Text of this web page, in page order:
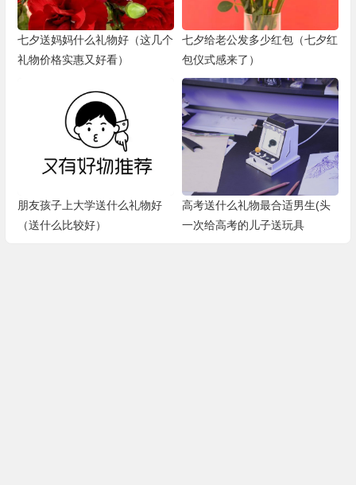
七夕送妈妈什么礼物好（这几个
礼物价格实惠又好看）
七夕给老公发多少红包（七夕红
包仪式感来了）
朋友孩子上大学送什么礼物好
（送什么比较好）
高考送什么礼物最合适男生(头
一次给高考的儿子送玩具